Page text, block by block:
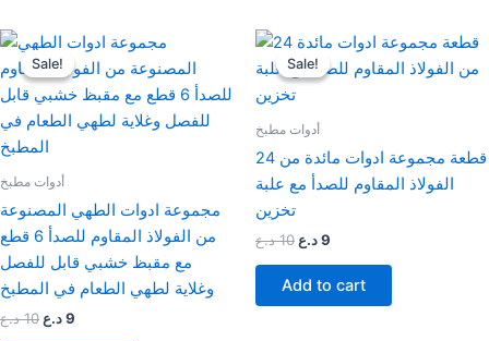
Sale!
Sale!
أدوات مطبخ
مجموعة ادوات الطهي المصنوعة
من الفولاذ المقاوم للصدأ 6 قطع
مع مقبظ خشبي قابل للفصل
وغلاية لطهي الطعام في المطبخ
10 د.ع
Original
price
was:
9د.ع
Current
price
is:
9 د.ع.
Sale!
Sale!
أدوات مطبخ
24 قطعة مجموعة ادوات مائدة من
الفولاذ المقاوم للصدأ مع علبة
تخزين
10 د.ع
Original
price
was:
9د.ع
Current
price
is:
Add to cart